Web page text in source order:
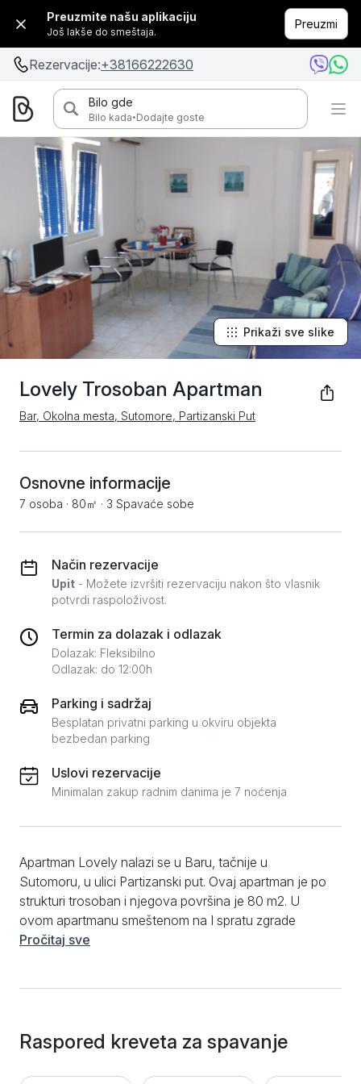
Preuzmite našu aplikaciju
Još lakše do smeštaja.
Preuzmi
Rezervacije:+38166222630
Bilo gde
Bilo kada·Dodajte goste
Lovely Trosoban Apartman
Bar, Okolna mesta, Sutomore, Partizanski Put
Prikaži sve slike
Osnovne informacije
7 osoba · 80㎡ · 3 Spavaće sobe
Način rezervacije
Upit - Možete izvršiti rezervaciju nakon što vlasnik
potvrdi raspoloživost.
Termin za dolazak i odlazak
Dolazak: Fleksibilno
Odlazak: do 12:00h
Parking i sadržaj
Besplatan privatni parking u okviru objekta
bezbedan parking
Uslovi rezervacije
Minimalan zakup radnim danima je 7 noćenja
Apartman Lovely nalazi se u Baru, tačnije u
Sutomoru, u ulici Partizanski put. Ovaj apartman je po
strukturi trosoban i njegova površina je 80 m2. U
ovom apartmanu smeštenom na I spratu zgrade
može da boravi 7 osoba. Dnevni boravak apartmana
krevet, i jedan krevet za jednu osobu. U drugoj sobi
se nalazi jedan krevet za dvoje, dok su u trećoj
smeštena dva singl kreveta. Kuhinja apartmana je
Pročitaj sve
Raspored kreveta za spavanje